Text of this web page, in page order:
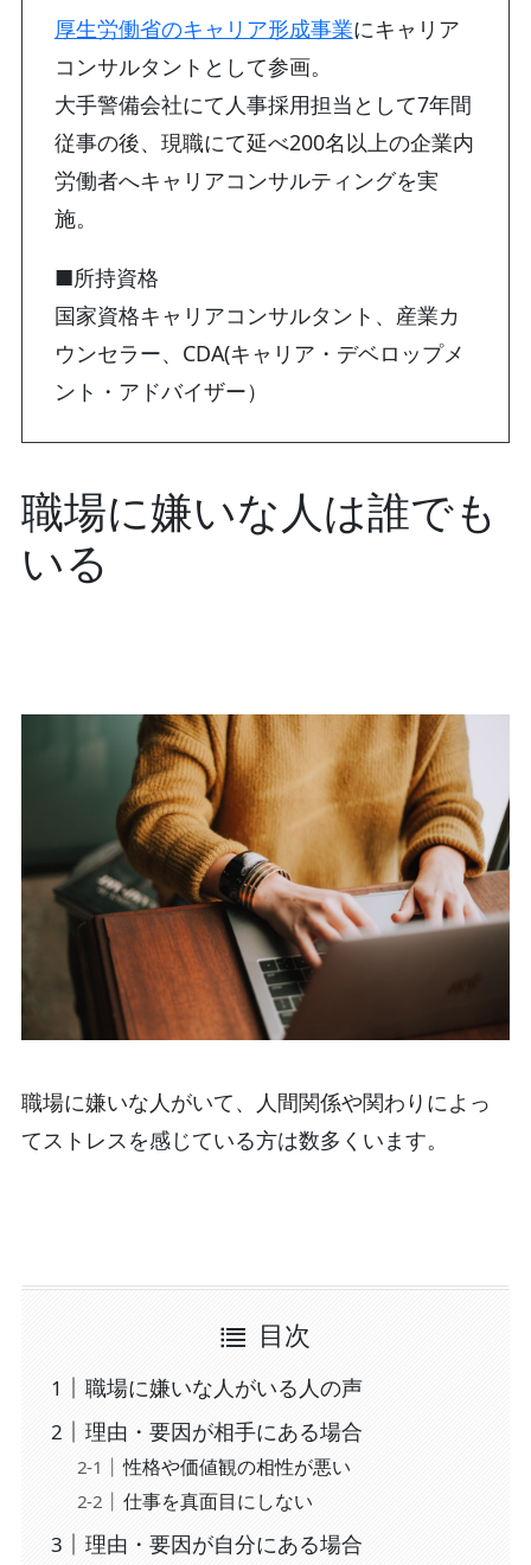
厚生労働省のキャリア形成事業にキャリア
コンサルタントとして参画。
大手警備会社にて人事採用担当として7年間
従事の後、現職にて延べ200名以上の企業内
労働者へキャリアコンサルティングを実
施。
■所持資格
国家資格キャリアコンサルタント、産業カ
ウンセラー、CDA(キャリア・デベロップメ
ント・アドバイザー）
職場に嫌いな人は誰でも
いる
職場に嫌いな人がいて、人間関係や関わりによっ
てストレスを感じている方は数多くいます。
目次
職場に嫌いな人がいる人の声
理由・要因が相手にある場合
性格や価値観の相性が悪い
仕事を真面目にしない
理由・要因が自分にある場合